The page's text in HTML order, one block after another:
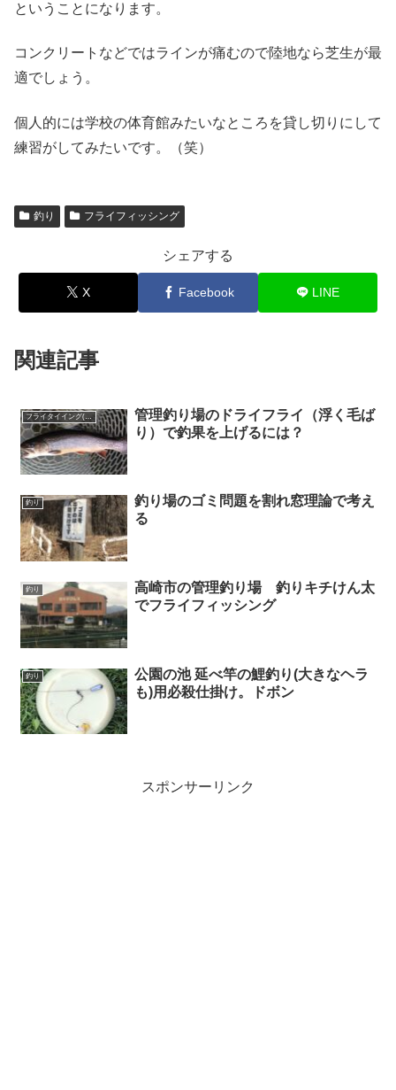
ということになります。
コンクリートなどではラインが痛むので陸地なら芝生が最
適でしょう。
個人的には学校の体育館みたいなところを貸し切りにして
練習がしてみたいです。（笑）
釣り フライフィッシング
シェアする
X Facebook LINE
関連記事
フライタイイング(毛ばり作り)
管理釣り場のドライフライ（浮く毛ば
り）で釣果を上げるには？
釣り
釣り場のゴミ問題を割れ窓理論で考え
る
釣り
高崎市の管理釣り場 釣りキチけん太
でフライフィッシング
釣り
公園の池 延べ竿の鯉釣り(大きなヘラ
も)用必殺仕掛け。ドボン
スポンサーリンク